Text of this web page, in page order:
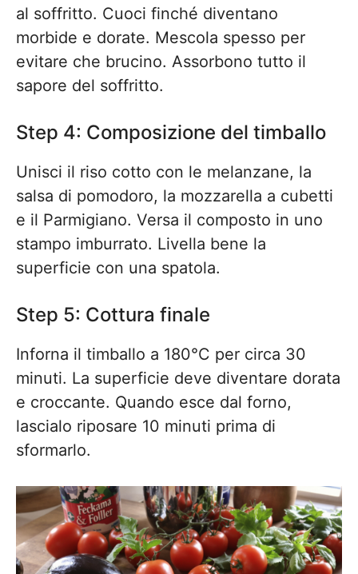
al soffritto. Cuoci finché diventano
morbide e dorate. Mescola spesso per
evitare che brucino. Assorbono tutto il
sapore del soffritto.
Step 4: Composizione del timballo
Unisci il riso cotto con le melanzane, la
salsa di pomodoro, la mozzarella a cubetti
e il Parmigiano. Versa il composto in uno
stampo imburrato. Livella bene la
superficie con una spatola.
Step 5: Cottura finale
Inforna il timballo a 180°C per circa 30
minuti. La superficie deve diventare dorata
e croccante. Quando esce dal forno,
lascialo riposare 10 minuti prima di
sformarlo.